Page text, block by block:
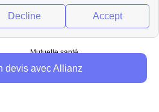
Mentions légales
Mutuelle santé
devis avec Allianz